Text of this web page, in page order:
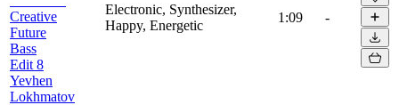
Creative
Future
Bass
Edit 8
Yevhen
Lokhmatov
Electronic, Synthesizer,
Happy, Energetic
1:09 -